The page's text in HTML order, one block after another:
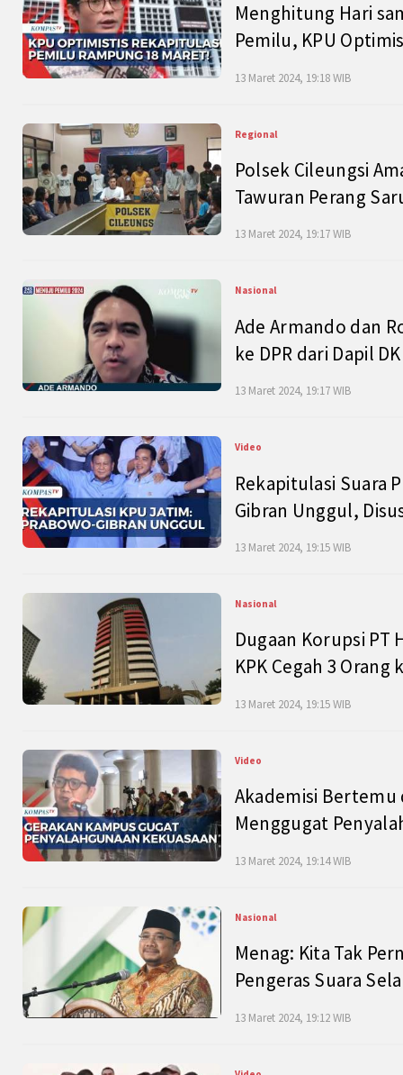
Menghitung Hari
Pemilu, KPU
13 Maret 2024, 19:18 WIB
Regional
Polsek Cileungsi
Tawuran Perang
13 Maret 2024, 19:17 WIB
Nasional
Ade Armando dan
ke DPR dari Dapil
13 Maret 2024, 19:17 WIB
Video
Rekapitulasi Suara
Gibran Unggul,
13 Maret 2024, 19:15 WIB
Nasional
Dugaan Korupsi PT
KPK Cegah 3 Orang
13 Maret 2024, 19:15 WIB
Video
Akademisi Bertemu
Menggugat
13 Maret 2024, 19:14 WIB
Nasional
Menag: Kita Tak
Pengeras Suara
13 Maret 2024, 19:12 WIB